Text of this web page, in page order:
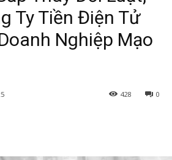
Ty Tiền Điện Tử
Nghiệp Mạo
0
428